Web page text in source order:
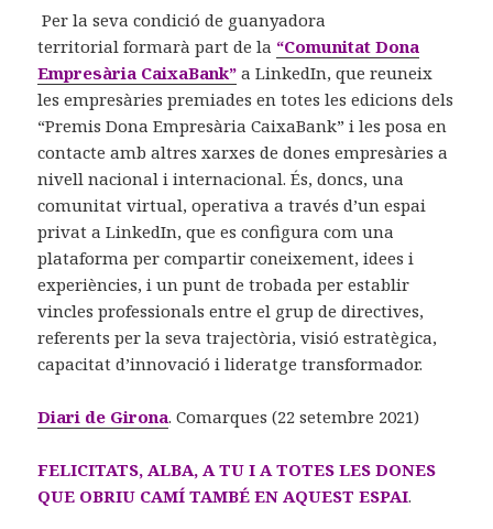
Per la seva condició de guanyadora
territorial formarà part de la “Comunitat Dona
Empresària CaixaBank” a LinkedIn, que reuneix
les empresàries premiades en totes les edicions dels
“Premis Dona Empresària CaixaBank” i les posa en
contacte amb altres xarxes de dones empresàries a
nivell nacional i internacional. És, doncs, una
comunitat virtual, operativa a través d’un espai
privat a LinkedIn, que es configura com una
plataforma per compartir coneixement, idees i
experiències, i un punt de trobada per establir
vincles professionals entre el grup de directives,
referents per la seva trajectòria, visió estratègica,
capacitat d’innovació i lideratge transformador.
Diari de Girona. Comarques (22 setembre 2021)
FELICITATS, ALBA, A TU I A TOTES LES DONES
QUE OBRIU CAMÍ TAMBÉ EN AQUEST ESPAI.